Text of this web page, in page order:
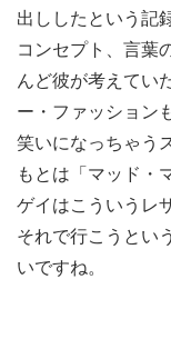
出ししたという記
コンセプト、言葉
んど彼が考えてい
ー・ファッション
笑いになっちゃう
もとは「マッド・
ゲイはこういうレ
それで行こうとい
いですね。